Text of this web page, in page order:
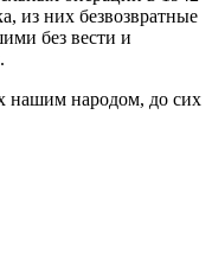
из них безвозвратные
без вести и
нашим народом, до сих